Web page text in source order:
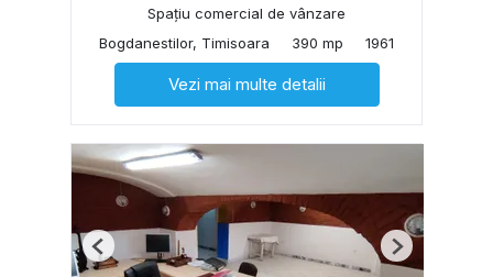
Spațiu comercial de vânzare
Bogdanestilor, Timisoara
390 mp 1961
Vezi mai multe detalii
Previous Next